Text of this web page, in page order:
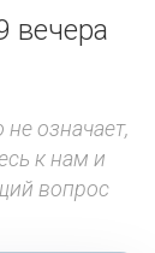
вечера
означает,
к нам и
вопрос